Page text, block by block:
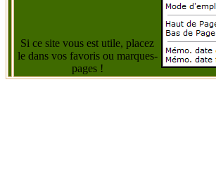
Si ce site vous est utile, placez
le dans vos favoris ou marques-
pages !